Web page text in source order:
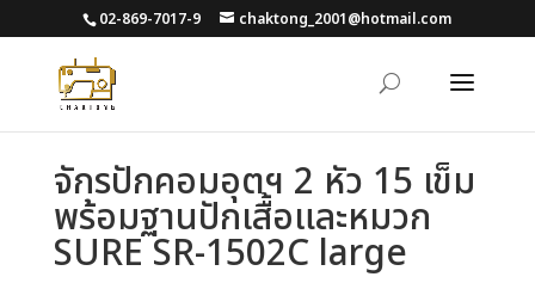
02-869-7017-9 chaktong_2001@hotmail.com
จักรปักคอมอุตฯ 2 หัว 15 เข็ม
พร้อมฐานปักเสื้อและหมวก
SURE SR-1502C large